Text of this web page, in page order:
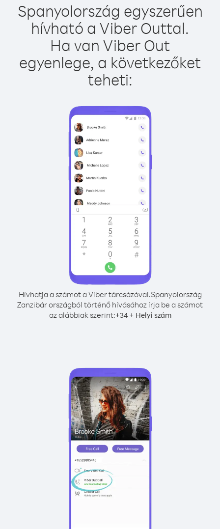
Spanyolország egyszerűen
hívható a Viber Outtal.
Ha van Viber Out
egyenlege, a következőket
teheti:
Hívhatja a számot a Viber tárcsázóval.Spanyolország
Zanzibár országból történő hívásához írja be a számot
az alábbiak szerint:+34+ Helyi szám